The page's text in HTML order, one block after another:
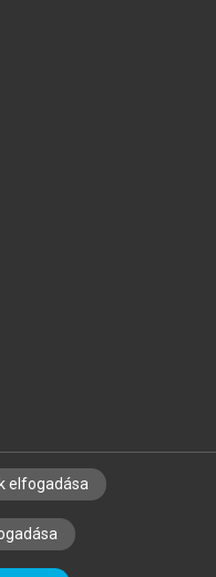
ALAPELVEK
elfogadása